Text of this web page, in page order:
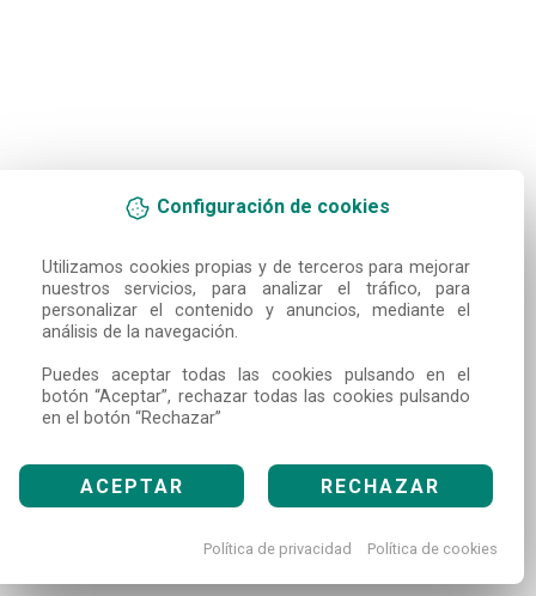
Configuración de cookies
Utilizamos cookies propias y de terceros para mejorar
nuestros servicios, para analizar el tráfico, para
personalizar el contenido y anuncios, mediante el
análisis de la navegación.
Puedes aceptar todas las cookies pulsando en el
botón “Aceptar”, rechazar todas las cookies pulsando
en el botón “Rechazar”
ACEPTAR RECHAZAR
Política de privacidad Política de cookies